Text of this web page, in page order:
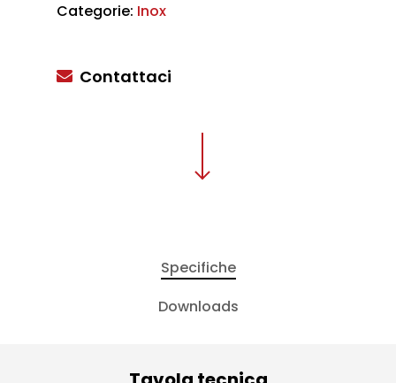
Categorie: Inox
Contattaci
Specifiche
Downloads